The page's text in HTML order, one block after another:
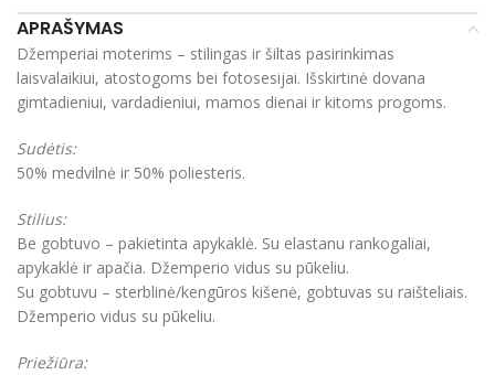
APRAŠYMAS
Džemperiai moterims – stilingas ir šiltas pasirinkimas
laisvalaikiui, atostogoms bei fotosesijai. Išskirtinė dovana
gimtadieniui, vardadieniui, mamos dienai ir kitoms progoms.
Sudėtis:
50% medvilnė ir 50% poliesteris.
Stilius:
Be gobtuvo – pakietinta apykaklė. Su elastanu rankogaliai,
apykaklė ir apačia. Džemperio vidus su pūkeliu.
Su gobtuvu – sterblinė/kengūros kišenė, gobtuvas su raišteliais.
Džemperio vidus su pūkeliu.
Priežiūra: